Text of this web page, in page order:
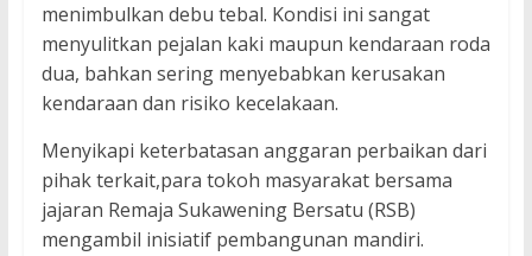
menimbulkan debu tebal. Kondisi ini sangat
menyulitkan pejalan kaki maupun kendaraan roda
dua, bahkan sering menyebabkan kerusakan
kendaraan dan risiko kecelakaan.
Menyikapi keterbatasan anggaran perbaikan dari
pihak terkait,para tokoh masyarakat bersama
jajaran Remaja Sukawening Bersatu (RSB)
mengambil inisiatif pembangunan mandiri.